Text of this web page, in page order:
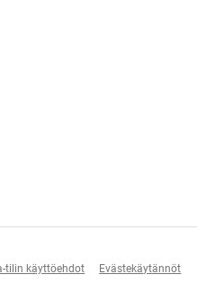
tilin käyttöehdot
Evästekäytännöt